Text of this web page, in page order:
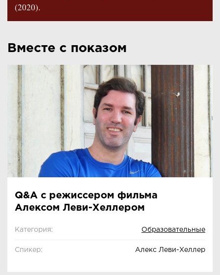
(2020).
Вместе с показом
Q&A с режиссером фильма
Алексом Леви-Хеллером
Категория: Образовательные
Спикер: Алекс Леви-Хеллер